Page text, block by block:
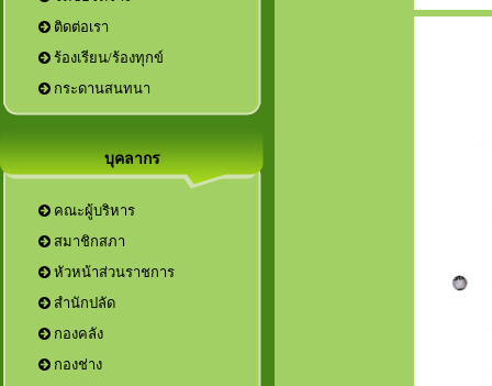
ติดต่อเรา
ร้องเรียน/ร้องทุกข์
กระดานสนทนา
บุคลากร
คณะผู้บริหาร
สมาชิกสภา
หัวหน้าส่วนราชการ